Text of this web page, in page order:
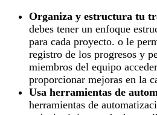
Organiza y estructura tu
debes tener un enfoque
para cada proyecto. o le
registro de los progresos y
miembros del equipo
proporcionar mejoras en la
Usa herramientas de
herramientas de